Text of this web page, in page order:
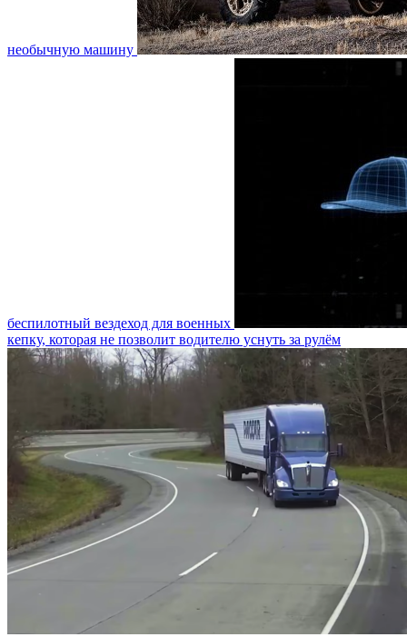
необычную машину
беспилотный вездеход для военных
кепку, которая не позволит водителю уснуть за рулём